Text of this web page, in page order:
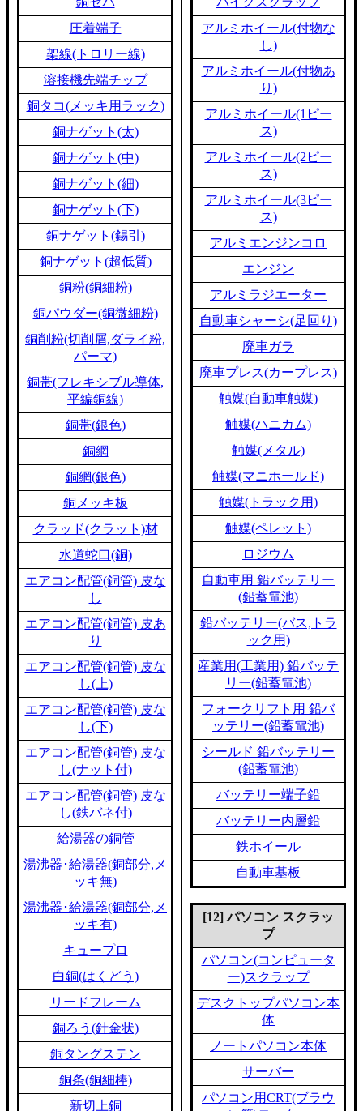
圧着端子
架線(トロリー線)
溶接機先端チップ
銅タコ(メッキ用ラック)
銅ナゲット(太)
銅ナゲット(中)
銅ナゲット(細)
銅ナゲット(下)
銅ナゲット(錫引)
銅ナゲット(超低質)
銅粉(銅細粉)
銅パウダー(銅微細粉)
銅削粉(切削屑,ダライ粉,
パーマ)
銅帯(フレキシブル導体,
平編銅線)
銅帯(銀色)
銅網
銅網(銀色)
銅メッキ板
クラッド(クラット)材
水道蛇口(銅)
エアコン配管(銅管) 皮な
し
エアコン配管(銅管) 皮あ
り
エアコン配管(銅管) 皮な
し(上)
エアコン配管(銅管) 皮な
し(下)
エアコン配管(銅管) 皮な
し(ナット付)
エアコン配管(銅管) 皮な
し(鉄バネ付)
給湯器の銅管
湯沸器･給湯器(銅部分,メ
ッキ無)
湯沸器･給湯器(銅部分,メ
ッキ有)
キュープロ
白銅(はくどう)
リードフレーム
銅ろう(針金状)
銅タングステン
銅条(銅細棒)
新切上銅
アルミホイール(付物な
し)
アルミホイール(付物あ
り)
アルミホイール(1ピー
ス)
アルミホイール(2ピー
ス)
アルミホイール(3ピー
ス)
アルミエンジンコロ
エンジン
アルミラジエーター
自動車シャーシ(足回り)
廃車ガラ
廃車プレス(カープレス)
触媒(自動車触媒)
触媒(ハニカム)
触媒(メタル)
触媒(マニホールド)
触媒(トラック用)
触媒(ペレット)
ロジウム
自動車用 鉛バッテリー
(鉛蓄電池)
鉛バッテリー(バス,トラ
ック用)
産業用(工業用) 鉛バッテ
リー(鉛蓄電池)
フォークリフト用 鉛バ
ッテリー(鉛蓄電池)
シールド 鉛バッテリー
(鉛蓄電池)
バッテリー端子鉛
バッテリー内層鉛
鉄ホイール
自動車基板
[12] パソコン スクラッ
プ
パソコン(コンピュータ
ー)スクラップ
デスクトップパソコン本
体
ノートパソコン本体
サーバー
パソコン用CRT(ブラウ